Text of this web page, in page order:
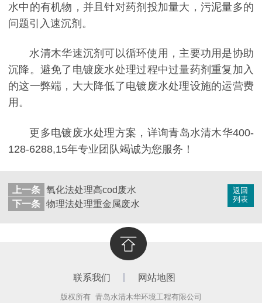
水中的有机物，并且针对药剂投加量大，污泥量多的
问题引入速沉剂。
水清木华速沉剂可以循环使用，主要功用是协助
沉降。避免了电镀废水处理过程中过量药剂重复加入
的这一弊端，大大降低了电镀废水处理设施的运营费
用。
更多电镀废水处理方案，详询青岛水清木华400-
128-6288,15年专业团队竭诚为您服务！
返回
列表
上一条 氧化法处理高cod废水
下一条 物理法处理重金属废水
联系我们 网站地图
版权所有 青岛水清木华环境工程有限公司